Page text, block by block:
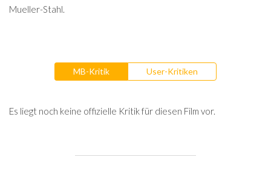
Mueller-Stahl.
MB-Kritik User-Kritiken
Es liegt noch keine offizielle Kritik für diesen Film vor.